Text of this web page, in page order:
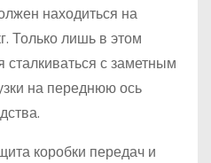
находиться на
Только лишь в этом
сталкиваться с заметным
на переднюю ось
коробки передач и